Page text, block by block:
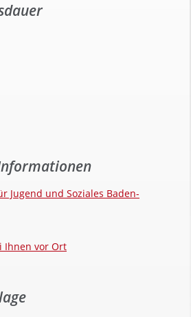
Jugend und Soziales Baden-
Ihnen vor Ort